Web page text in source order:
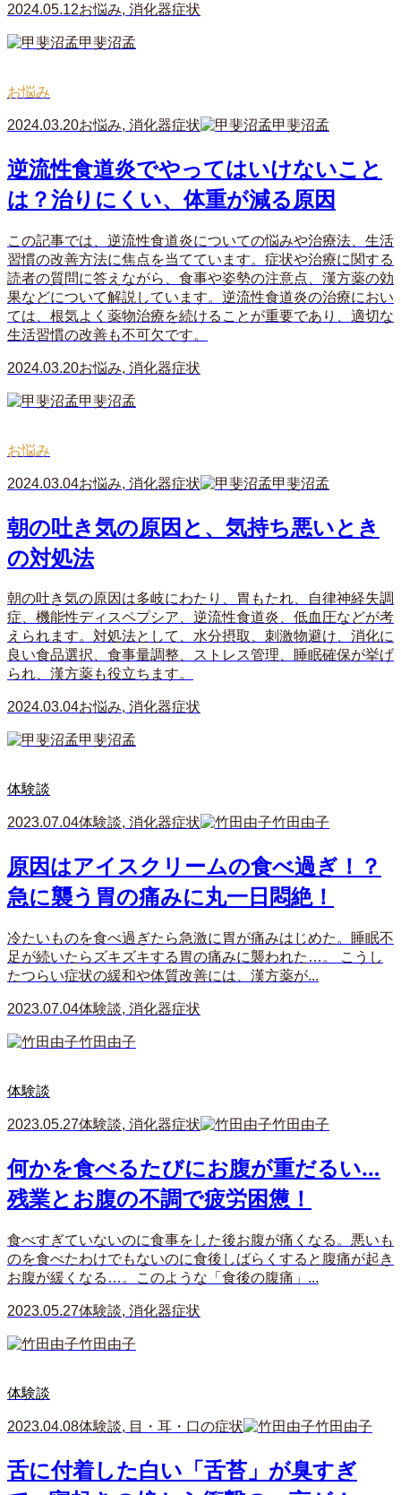
2024.05.12お悩み, 消化器症状
甲斐沼孟
お悩み
2024.03.20お悩み, 消化器症状 甲斐沼孟
逆流性食道炎でやってはいけないこと
は？治りにくい、体重が減る原因
この記事では、逆流性食道炎についての悩みや治療法、生活
習慣の改善方法に焦点を当てています。症状や治療に関する
読者の質問に答えながら、食事や姿勢の注意点、漢方薬の効
果などについて解説しています。逆流性食道炎の治療におい
ては、根気よく薬物治療を続けることが重要であり、適切な
生活習慣の改善も不可欠です。
2024.03.20お悩み, 消化器症状
甲斐沼孟
お悩み
2024.03.04お悩み, 消化器症状 甲斐沼孟
朝の吐き気の原因と、気持ち悪いとき
の対処法
朝の吐き気の原因は多岐にわたり、胃もたれ、自律神経失調
症、機能性ディスペプシア、逆流性食道炎、低血圧などが考
えられます。対処法として、水分摂取、刺激物避け、消化に
良い食品選択、食事量調整、ストレス管理、睡眠確保が挙げ
られ、漢方薬も役立ちます。
2024.03.04お悩み, 消化器症状
甲斐沼孟
体験談
2023.07.04体験談, 消化器症状 竹田由子
原因はアイスクリームの食べ過ぎ！？
急に襲う胃の痛みに丸一日悶絶！
冷たいものを食べ過ぎたら急激に胃が痛みはじめた。睡眠不
足が続いたらズキズキする胃の痛みに襲われた…。 こうし
たつらい症状の緩和や体質改善には、漢方薬が...
2023.07.04体験談, 消化器症状
竹田由子
体験談
2023.05.27体験談, 消化器症状 竹田由子
何かを食べるたびにお腹が重だるい…
残業とお腹の不調で疲労困憊！
食べすぎていないのに食事をした後お腹が痛くなる。悪いも
のを食べたわけでもないのに食後しばらくすると腹痛が起き
お腹が緩くなる…。このような「食後の腹痛」...
2023.05.27体験談, 消化器症状
竹田由子
体験談
2023.04.08体験談, 目・耳・口の症状 竹田由子
舌に付着した白い「舌苔」が臭すぎ